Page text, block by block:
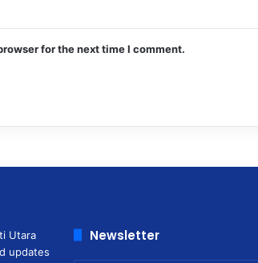
for the next time I comment.
Utara
updates
Newsletter